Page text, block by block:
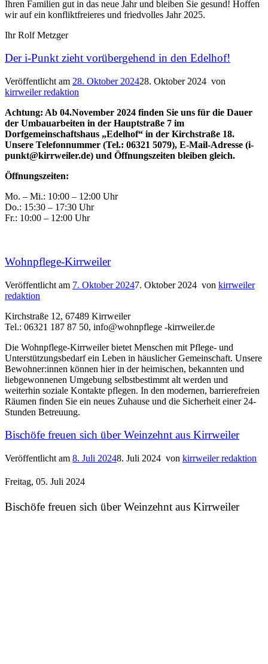
Ihren Familien gut in das neue Jahr und bleiben Sie gesund! Hoffen
wir auf ein konfliktfreieres und friedvolles Jahr 2025.
Ihr Rolf Metzger
Der i-Punkt zieht vorübergehend in den Edelhof!
Veröffentlicht am 28. Oktober 202428. Oktober 2024 von
kirrweiler redaktion
Achtung: Ab 04.November 2024 finden Sie uns für die Dauer
der Umbauarbeiten in der Hauptstraße 7 im
Dorfgemeinschaftshaus „Edelhof“ in der Kirchstraße 18.
Unsere Telefonnummer (Tel.: 06321 5079), E-Mail-Adresse (i-
punkt@kirrweiler.de) und Öffnungszeiten bleiben gleich.
Öffnungszeiten:
Mo. – Mi.: 10:00 – 12:00 Uhr
Do.: 15:30 – 17:30 Uhr
Fr.: 10:00 – 12:00 Uhr
Wohnpflege-Kirrweiler
Veröffentlicht am 7. Oktober 20247. Oktober 2024 von kirrweiler
redaktion
Kirchstraße 12, 67489 Kirrweiler
Tel.: 06321 187 87 50, info@wohnpflege -kirrweiler.de
Die Wohnpflege-Kirrweiler bietet Menschen mit Pflege- und
Unterstützungsbedarf ein Leben in häuslicher Gemeinschaft. Unsere
Bewohner:innen können hier in der heimischen, bekannten und
liebgewonnenen Umgebung selbstbestimmt alt werden und
weiterhin soziale Kontakte pflegen. In den modernen, barrierefreien
Räumen finden Sie ein neues Zuhause und die Sicherheit einer 24-
Stunden Betreuung.
Bischöfe freuen sich über Weinzehnt aus Kirrweiler
Veröffentlicht am 8. Juli 20248. Juli 2024 von kirrweiler redaktion
Freitag, 05. Juli 2024
Bischöfe freuen sich über Weinzehnt aus Kirrweiler